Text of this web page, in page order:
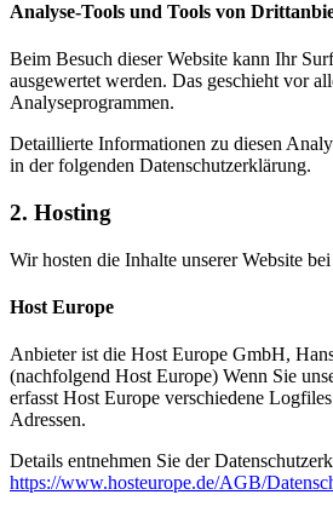
Analyse-Tools und Tools von
Beim Besuch dieser Website kann Ihr
ausgewertet werden. Das geschieht vor
Analyseprogrammen.
Detaillierte Informationen zu diesen
in der folgenden Datenschutzerklärung.
2. Hosting
Wir hosten die Inhalte unserer Website
Host Europe
Anbieter ist die Host Europe GmbH,
(nachfolgend Host Europe) Wenn Sie
erfasst Host Europe verschiedene
Adressen.
Details entnehmen Sie der
https://www.hosteurope.de/AGB/